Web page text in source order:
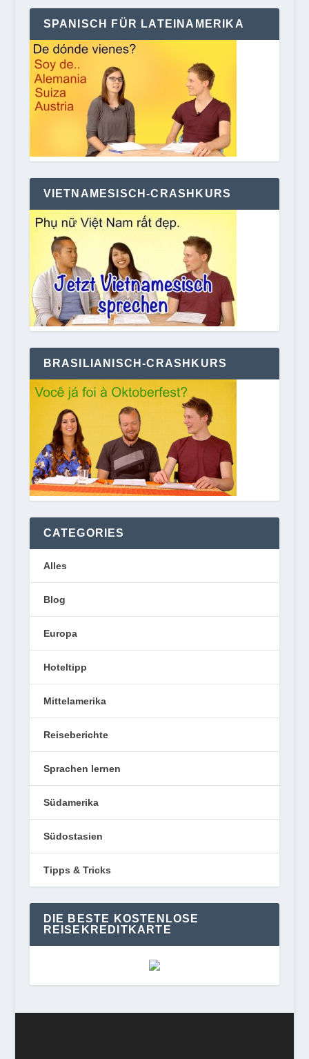
SPANISCH FÜR LATEINAMERIKA
VIETNAMESISCH-CRASHKURS
BRASILIANISCH-CRASHKURS
CATEGORIES
Alles
Blog
Europa
Hoteltipp
Mittelamerika
Reiseberichte
Sprachen lernen
Südamerika
Südostasien
Tipps & Tricks
DIE BESTE KOSTENLOSE
REISEKREDITKARTE